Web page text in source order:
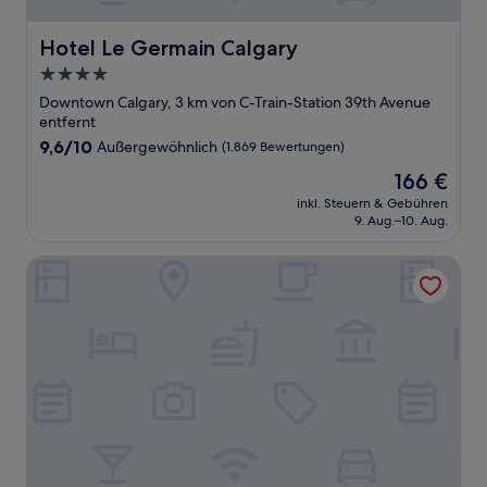
Hotel Le Germain Calgary
Hotel Le Germain Calgary
4.0-
Sterne-
Unterkunft
Downtown Calgary, 3 km von C-Train-Station 39th Avenue
entfernt
9.6
9,6/10 Außergewöhnlich (1.869 Bewertungen)
Der
Preis
beträgt
166 €
inkl. Steuern & Gebühren
9. Aug.–10. Aug.
Residence Inn by Marriott Calgary Downtown/Beltline